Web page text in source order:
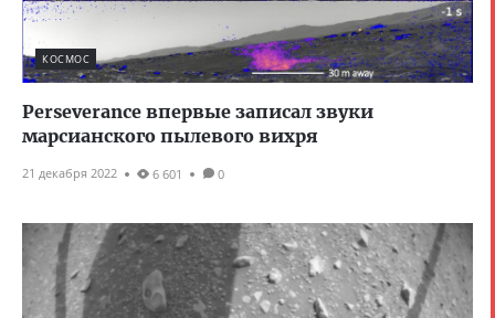
КОСМОС
Perseverance впервые записал звуки
марсианского пылевого вихря
21 декабря 2022 6 601 0